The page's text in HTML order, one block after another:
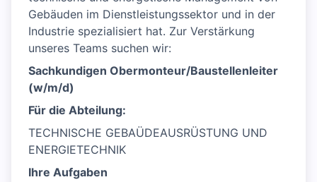
Gebäuden im Dienstleistungssektor und in der
Industrie spezialisiert hat. Zur Verstärkung
unseres Teams suchen wir:
Sachkundigen Obermonteur/Baustellenleiter
(w/m/d)
Für die Abteilung:
TECHNISCHE GEBAÜDEAUSRÜSTUNG UND
ENERGIETECHNIK
Ihre Aufgaben